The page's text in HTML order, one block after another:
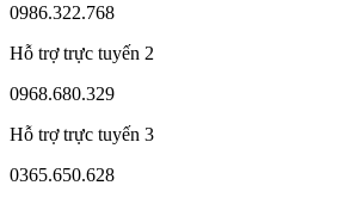
0986.322.768
Hỗ trợ trực tuyến 2
0968.680.329
Hỗ trợ trực tuyến 3
0365.650.628